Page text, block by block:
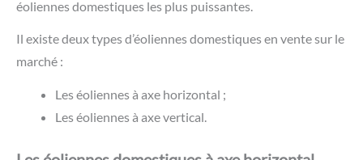
éoliennes domestiques les plus puissantes.
Il existe deux types d’éoliennes domestiques en vente sur le
marché :
Les éoliennes à axe horizontal ;
Les éoliennes à axe vertical.